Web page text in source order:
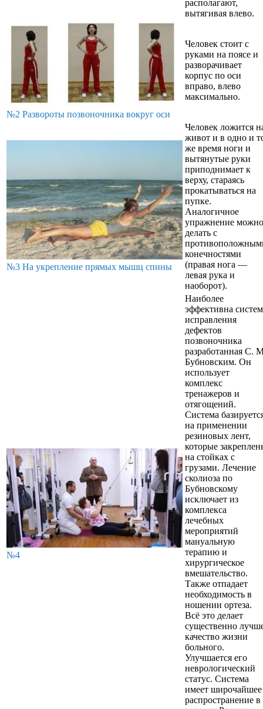
располагают,
вытягивая влево.
№2 Развороты позвоночника вокруг оси
Человек стоит с
руками на поясе и
разворачивает
корпус по оси
вправо, влево
максимально.
№3 На укрепление прямых мышц спины
Человек ложится
живот и в одно и
же время ноги и
вытянутые руки
приподнимает к
верху, стараясь
прокатываться на
пупке.
Аналогичное
упражнение можно
делать с
конечностями
(правая нога —
левая рука и
наоборот).
№4
Наиболее
эффективна
исправления
дефектов
позвоночника
разработанная С.
Бубновским. Он
использует
комплекс
тренажеров и
отягощений.
Система
на применении
резиновых лент,
которые
на стойках с
грузами. Лечение
сколиоза по
Бубновскому
исключает из
комплекса
лечебных
мероприятий
мануальную
терапию и
хирургическое
вмешательство.
Также отпадает
необходимость в
ношении ортеза.
Всё это делает
существенно
качество жизни
больного.
Улучшается его
неврологический
статус. Система
имеет широчайшее
распространение в